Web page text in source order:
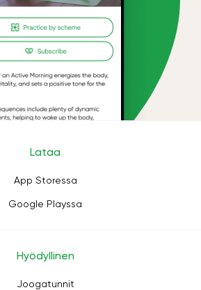
Lataa
App Storessa
Google Playssa
Hyödyllinen
Joogatunnit